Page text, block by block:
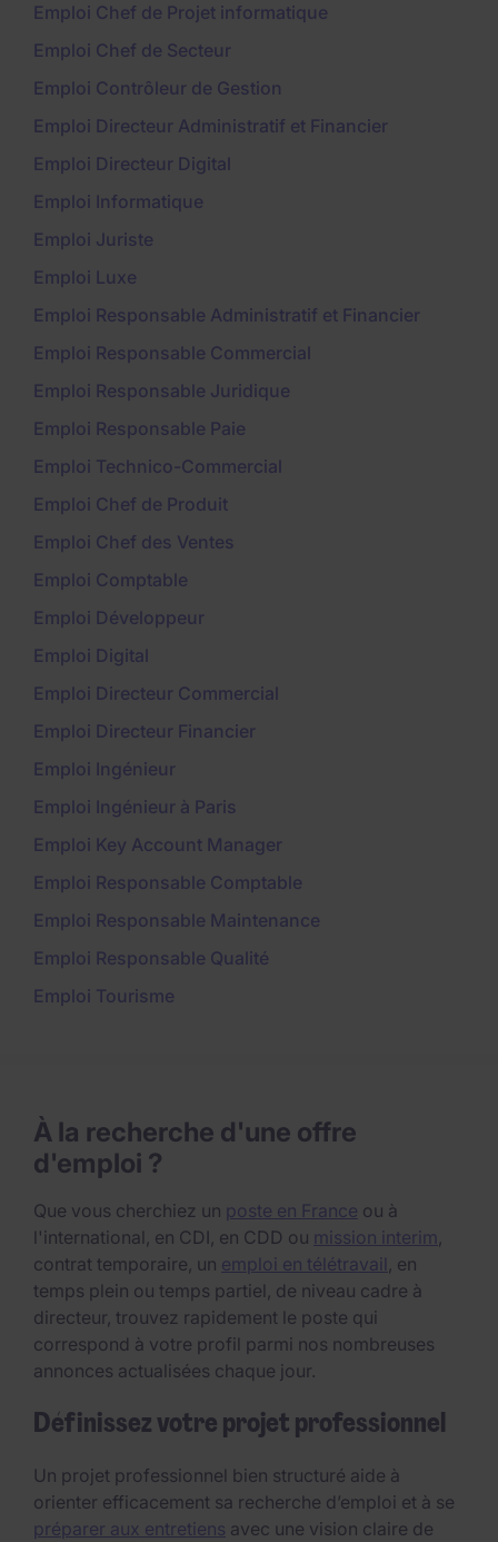
Emploi Chef de Projet informatique
Emploi Chef de Secteur
Emploi Contrôleur de Gestion
Emploi Directeur Administratif et Financier
Emploi Directeur Digital
Emploi Informatique
Emploi Juriste
Emploi Luxe
Emploi Responsable Administratif et Financier
Emploi Responsable Commercial
Emploi Responsable Juridique
Emploi Responsable Paie
Emploi Technico-Commercial
Emploi Chef de Produit
Emploi Chef des Ventes
Emploi Comptable
Emploi Développeur
Emploi Digital
Emploi Directeur Commercial
Emploi Directeur Financier
Emploi Ingénieur
Emploi Ingénieur à Paris
Emploi Key Account Manager
Emploi Responsable Comptable
Emploi Responsable Maintenance
Emploi Responsable Qualité
Emploi Tourisme
À la recherche d'une offre
d'emploi ?
Que vous cherchiez un poste en France ou à
l'international, en CDI, en CDD ou mission interim ,
contrat temporaire, un emploi en télétravail , en
temps plein ou temps partiel, de niveau cadre à
directeur, trouvez rapidement le poste qui
correspond à votre profil parmi nos nombreuses
annonces actualisées chaque jour.
Définissez votre projet professionnel
Un projet professionnel bien structuré aide à
orienter efficacement sa recherche d’emploi et à se
préparer aux entretiens avec une vision claire de